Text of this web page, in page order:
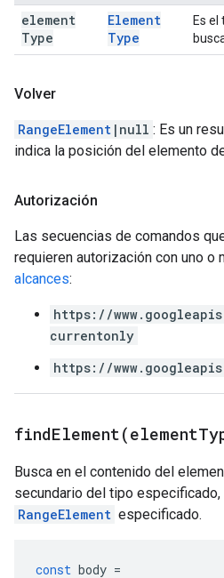
element
Type
Element
Type
Es
Volver
RangeElement |null : Es un
indica la posición del elemento
Autorización
Las secuencias de comandos
requieren autorización con uno o
alcances:
https://
currentonly
https://
findElement(element
Busca en el contenido del
secundario del tipo
RangeElement especificado.
const body =